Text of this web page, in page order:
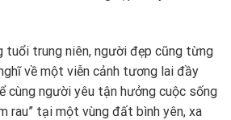
tuổi trung niên, người đẹp cũng từng
về một viễn cảnh tương lai đầy
cùng người yêu tận hưởng cuộc sống
rau” tại một vùng đất bình yên, xa